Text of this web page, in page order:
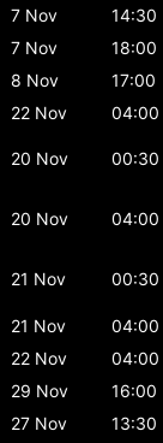
7 Nov
14:30
7 Nov
18:00
8 Nov
17:00
22 Nov
04:00
20 Nov 00:30
20 Nov 04:00
21 Nov 00:30
21 Nov
04:00
22 Nov
04:00
29 Nov
16:00
27 Nov
13:30